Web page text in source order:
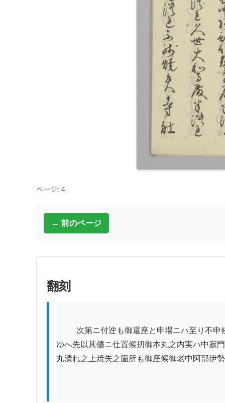
ページ: 4
← 前のページ
翻刻
ゆへ先以其儘ニ仕置候扨御本丸之内実ハ中寂
丸潰れ之上焼失之箇所も御座候御老中阿部伊